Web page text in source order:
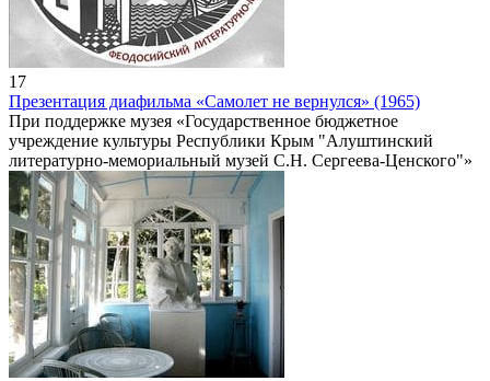
17
Презентация диафильма «Самолет не вернулся» (1965)
При поддержке музея «Государственное бюджетное
учреждение культуры Республики Крым "Алуштинский
литературно-мемориальный музей С.Н. Сергеева-Ценского"»